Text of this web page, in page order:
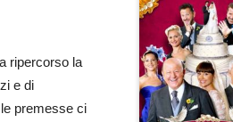
ripercorso la
e di
premesse ci